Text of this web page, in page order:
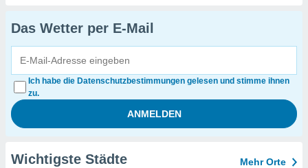
Das Wetter per E-Mail
Ich habe die Datenschutzbestimmungen gelesen und stimme ihnen
zu.
Wichtigste Städte Mehr Orte